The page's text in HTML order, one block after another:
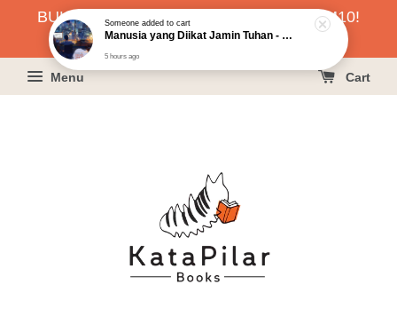
BUKU HARGA RAHMAH SERENDAH RM10!
KLIK SINI UNTUK PESAN!
Menu Cart
Someoneadded to cart
Manusia yang Diikat Jamin Tuhan - Khoo Phau Liang
5 hours ago